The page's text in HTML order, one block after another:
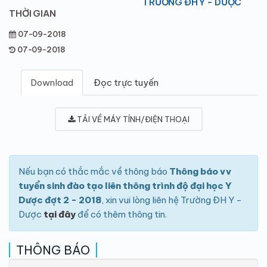
THỜI GIAN
07-09-2018
07-09-2018
Download Đọc trực tuyến
TẢI VỀ MÁY TÍNH/ĐIỆN THOẠI
Nếu bạn có thắc mắc về thông báo Thông báo vv
tuyển sinh đào tạo liên thông trình độ đại học Y
Dược đợt 2 - 2018, xin vui lòng liên hệ Trường ĐH Y -
Dược tại đây để có thêm thông tin.
THÔNG BÁO